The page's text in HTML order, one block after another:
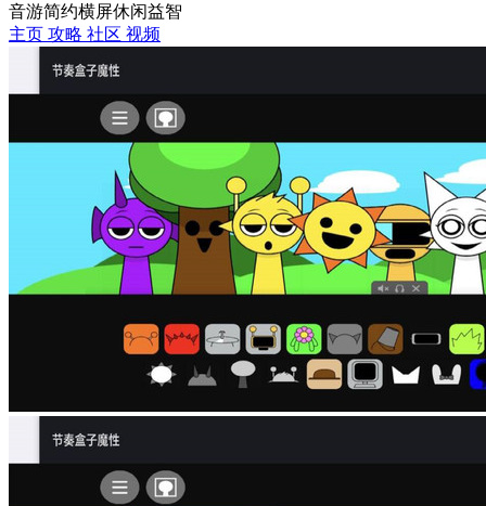
音游简约横屏休闲益智
主页 攻略 社区 视频